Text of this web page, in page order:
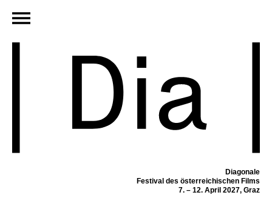
Diagonale
Festival des österreichischen Films
7. – 12. April 2027, Graz